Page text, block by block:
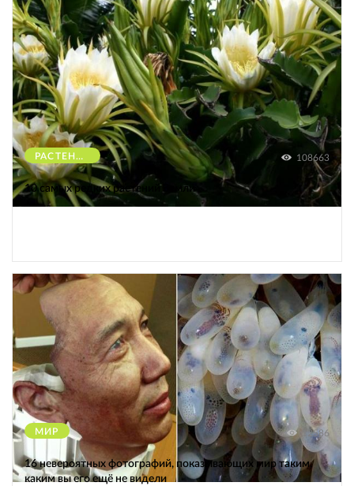
РАСТЕНИЯ 108663
10 самых редких растений Земли
МИР 12586
16 невероятных фотографий, показывающих мир таким,
каким вы его ещё не видели